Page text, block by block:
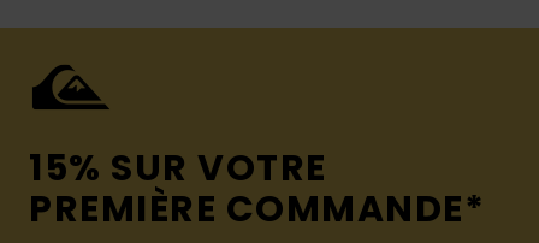
15% SUR VOTRE
PREMIÈRE COMMANDE*